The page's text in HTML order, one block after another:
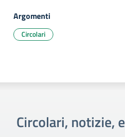
Argomenti
Circolari
Circolari, notizie,